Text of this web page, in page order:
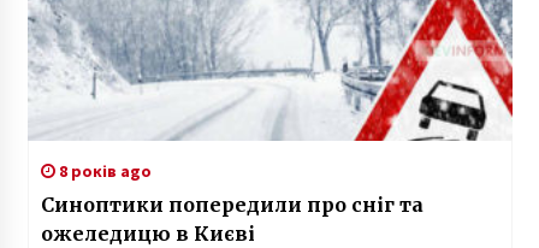
8 років ago
Синоптики попередили про сніг та
ожеледицю в Києві